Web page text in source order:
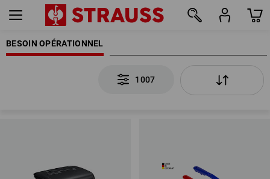
BESOIN OPÉRATIONNEL
1007